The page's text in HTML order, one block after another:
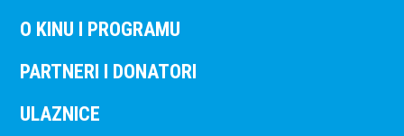
O KINU I PROGRAMU
PARTNERI I DONATORI
ULAZNICE